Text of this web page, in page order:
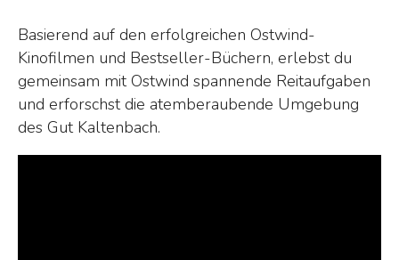
Basierend auf den erfolgreichen Ostwind-
Kinofilmen und Bestseller-Büchern, erlebst du
gemeinsam mit Ostwind spannende Reitaufgaben
und erforschst die atemberaubende Umgebung
des Gut Kaltenbach.